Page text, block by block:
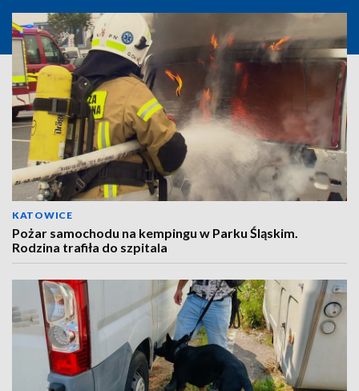
KATOWICE
Pożar samochodu na kempingu w Parku Śląskim.
Rodzina trafiła do szpitala